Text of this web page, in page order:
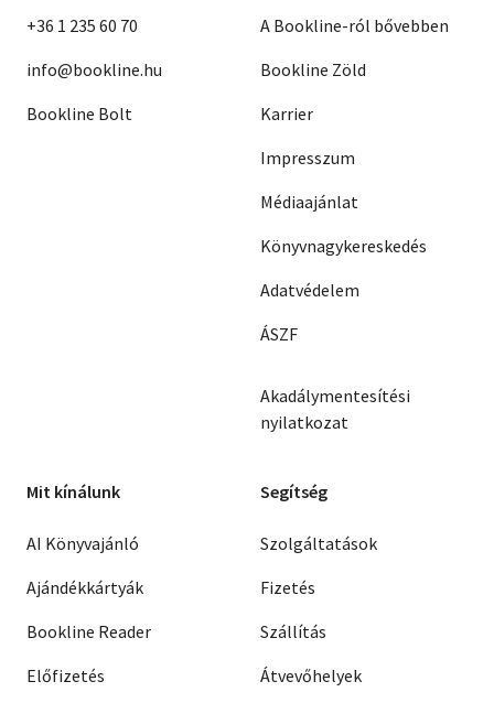
+36 1 235 60 70
info@bookline.hu
Bookline Bolt
A Bookline-ról bővebben
Bookline Zöld
Karrier
Impresszum
Médiaajánlat
Könyvnagykereskedés
Adatvédelem
ÁSZF
Akadálymentesítési
nyilatkozat
Mit kínálunk
AI Könyvajánló
Ajándékkártyák
Bookline Reader
Előfizetés
Segítség
Szolgáltatások
Fizetés
Szállítás
Átvevőhelyek